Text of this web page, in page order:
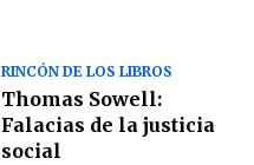
RINCÓN DE LOS LIBROS
Thomas Sowell:
Falacias de la justicia
social